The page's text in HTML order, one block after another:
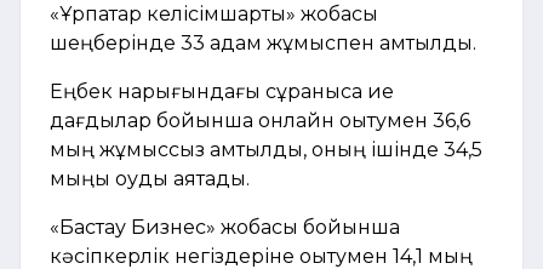
«Ұрпақтар келісімшарты» жобасы
шеңберінде 33 адам жұмыспен қамтылды.
Еңбек нарығындағы сұранысқа ие
дағдылар бойынша онлайн оқытумен 36,6
мың жұмыссыз қамтылды, оның ішінде 34,5
мыңы оқуды аяқтады.
«Бастау Бизнес» жобасы бойынша
кәсіпкерлік негіздеріне оқытумен 14,1 мың